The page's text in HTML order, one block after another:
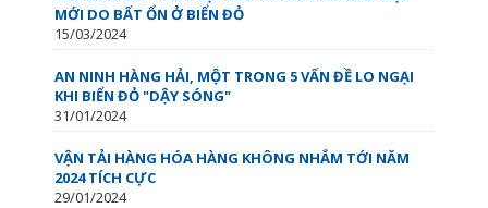
MỚI DO BẤT ỔN Ở BIỂN ĐỎ
15/03/2024
AN NINH HÀNG HẢI, MỘT TRONG 5 VẤN ĐỀ LO NGẠI
KHI BIỂN ĐỎ "DẬY SÓNG"
31/01/2024
VẬN TẢI HÀNG HÓA HÀNG KHÔNG NHẮM TỚI NĂM
2024 TÍCH CỰC
29/01/2024